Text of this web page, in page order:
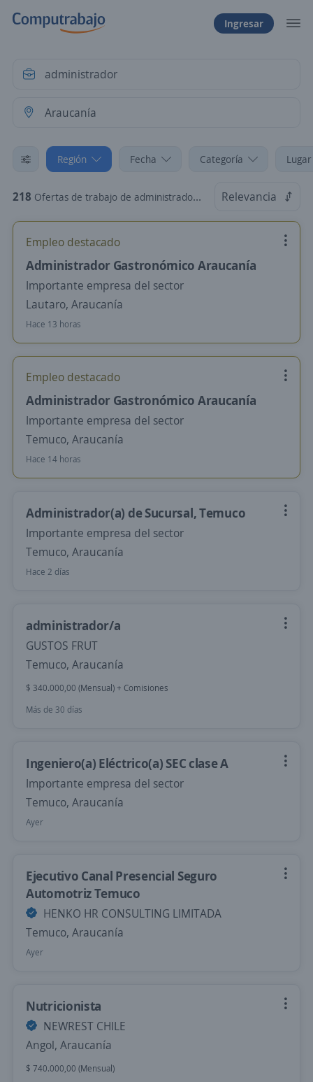
Ingresar
Región Fecha Categoría
218 Ofertas de trabajo de administrador en Araucanía Relevancia
Empleo destacado
Administrador Gastronómico Araucanía
Importante empresa del sector
Lautaro, Araucanía
Hace 13 horas
Empleo destacado
Administrador Gastronómico Araucanía
Importante empresa del sector
Temuco, Araucanía
Hace 14 horas
Administrador(a) de Sucursal, Temuco
Importante empresa del sector
Temuco, Araucanía
Hace 2 días
administrador/a
GUSTOS FRUT
Temuco, Araucanía
$ 340.000,00 (Mensual) + Comisiones
Más de 30 días
Ingeniero(a) Eléctrico(a) SEC clase A
Importante empresa del sector
Temuco, Araucanía
Ayer
Ejecutivo Canal Presencial Seguro
Automotriz Temuco
HENKO HR CONSULTING LIMITADA
Temuco, Araucanía
Ayer
Nutricionista
NEWREST CHILE
Angol, Araucanía
$ 740.000,00 (Mensual)